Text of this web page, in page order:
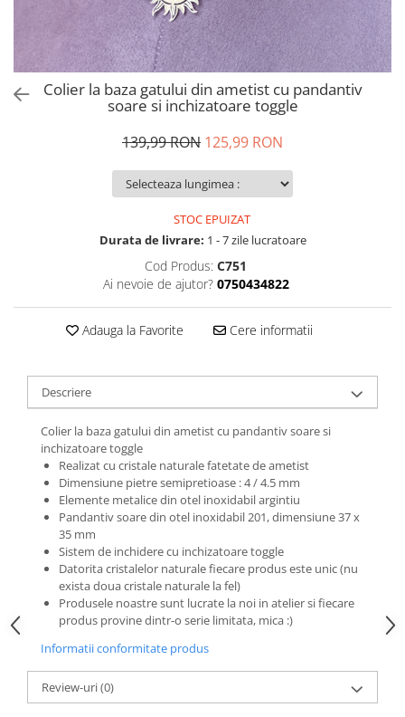
Colier la baza gatului din ametist cu pandantiv
soare si inchizatoare toggle
139,99 RON 125,99 RON
STOC EPUIZAT
Durata de livrare: 1 - 7 zile lucratoare
Cod Produs: C751
Ai nevoie de ajutor? 0750434822
Adauga la Favorite Cere informatii
Descriere
Colier la baza gatului din ametist cu pandantiv soare si
inchizatoare toggle
Realizat cu cristale naturale fatetate de ametist
Dimensiune pietre semipretioase : 4 / 4.5 mm
Elemente metalice din otel inoxidabil argintiu
Pandantiv soare din otel inoxidabil 201, dimensiune 37 x
35 mm
Sistem de inchidere cu inchizatoare toggle
Datorita cristalelor naturale fiecare produs este unic (nu
exista doua cristale naturale la fel)
Produsele noastre sunt lucrate la noi in atelier si fiecare
produs provine dintr-o serie limitata, mica :)
Informatii conformitate produs
Review-uri(0)